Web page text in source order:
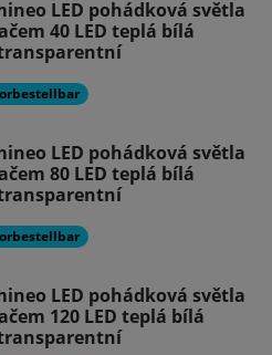
LED pohádková světla
40 LED teplá bílá
LED pohádková světla
80 LED teplá bílá
LED pohádková světla
120 LED teplá bílá